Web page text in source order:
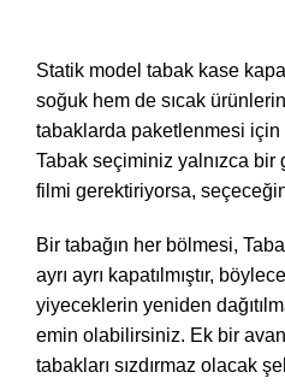
Statik model tabak kase
soğuk hem de sıcak
tabaklarda paketlenmesi
Tabak seçiminiz yalnızca bir
filmi gerektiriyorsa,
Bir tabağın her bölmesi,
ayrı ayrı kapatılmıştır,
yiyeceklerin yeniden
emin olabilirsiniz. Ek bir
tabakları sızdırmaz olacak